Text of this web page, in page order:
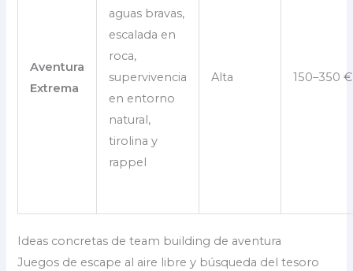
Aventura
Extrema
aguas bravas,
escalada en
roca,
supervivencia
en entorno
natural,
tirolina y
rappel
Alta 150–350 €
Ideas concretas de team building de aventura
Juegos de escape al aire libre y búsqueda del tesoro